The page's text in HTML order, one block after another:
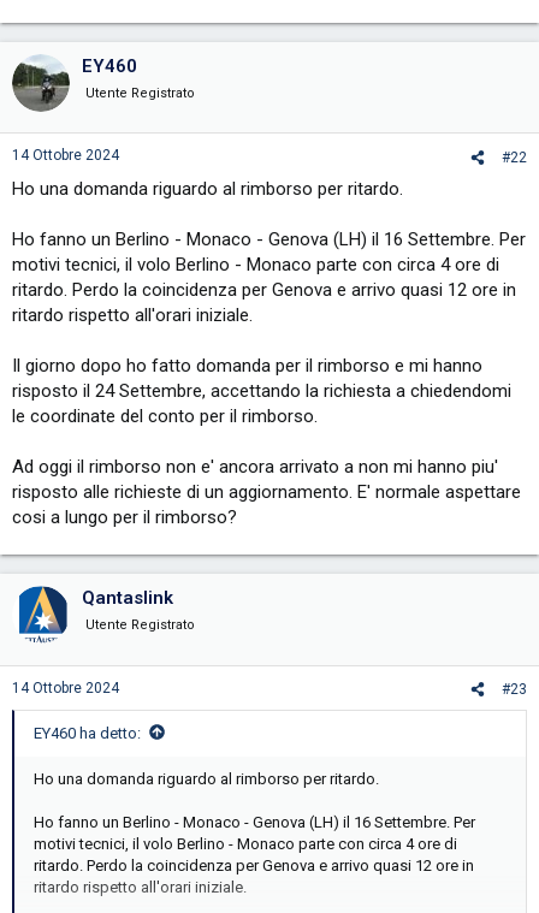
EY460
Utente Registrato
14 Ottobre 2024 #22
Ho una domanda riguardo al rimborso per ritardo.
Ho fanno un Berlino - Monaco - Genova (LH) il 16 Settembre. Per
motivi tecnici, il volo Berlino - Monaco parte con circa 4 ore di
ritardo. Perdo la coincidenza per Genova e arrivo quasi 12 ore in
ritardo rispetto all'orari iniziale.
Il giorno dopo ho fatto domanda per il rimborso e mi hanno
risposto il 24 Settembre, accettando la richiesta a chiedendomi
le coordinate del conto per il rimborso.
Ad oggi il rimborso non e' ancora arrivato a non mi hanno piu'
risposto alle richieste di un aggiornamento. E' normale aspettare
cosi a lungo per il rimborso?
Qantaslink
Utente Registrato
14 Ottobre 2024 #23
EY460 ha detto:
Ho una domanda riguardo al rimborso per ritardo.
Ho fanno un Berlino - Monaco - Genova (LH) il 16 Settembre. Per
motivi tecnici, il volo Berlino - Monaco parte con circa 4 ore di
ritardo. Perdo la coincidenza per Genova e arrivo quasi 12 ore in
ritardo rispetto all'orari iniziale.